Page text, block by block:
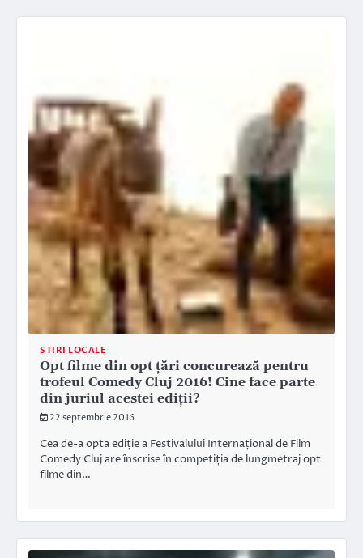
STIRI LOCALE
Opt filme din opt țări concurează pentru
trofeul Comedy Cluj 2016! Cine face parte
din juriul acestei ediții?
22 septembrie 2016
Cea de-a opta ediție a Festivalului Internațional de Film
Comedy Cluj are înscrise în competiția de lungmetraj opt
filme din…